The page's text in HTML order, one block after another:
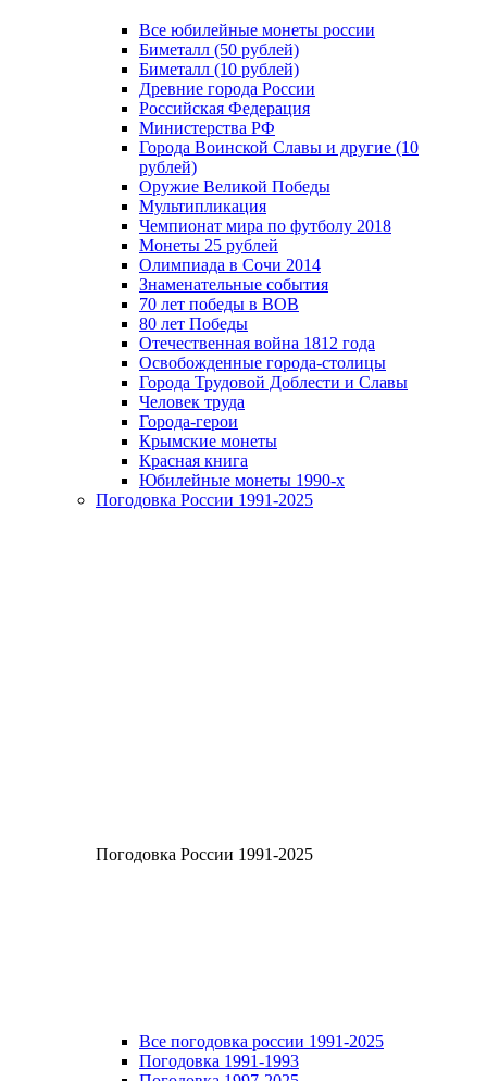
Все юбилейные монеты россии
Биметалл (50 рублей)
Биметалл (10 рублей)
Древние города России
Российская Федерация
Министерства РФ
Города Воинской Славы и другие (10
рублей)
Оружие Великой Победы
Мультипликация
Чемпионат мира по футболу 2018
Монеты 25 рублей
Олимпиада в Сочи 2014
Знаменательные события
70 лет победы в ВОВ
80 лет Победы
Отечественная война 1812 года
Освобожденные города-столицы
Города Трудовой Доблести и Славы
Человек труда
Города-герои
Крымские монеты
Красная книга
Юбилейные монеты 1990-х
Погодовка России 1991-2025
Погодовка России 1991-2025
Все погодовка россии 1991-2025
Погодовка 1991-1993